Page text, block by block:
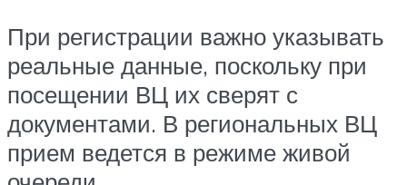
При регистрации важно указывать
реальные данные, поскольку при
посещении ВЦ их сверят с
документами. В региональных ВЦ
прием ведется в режиме живой